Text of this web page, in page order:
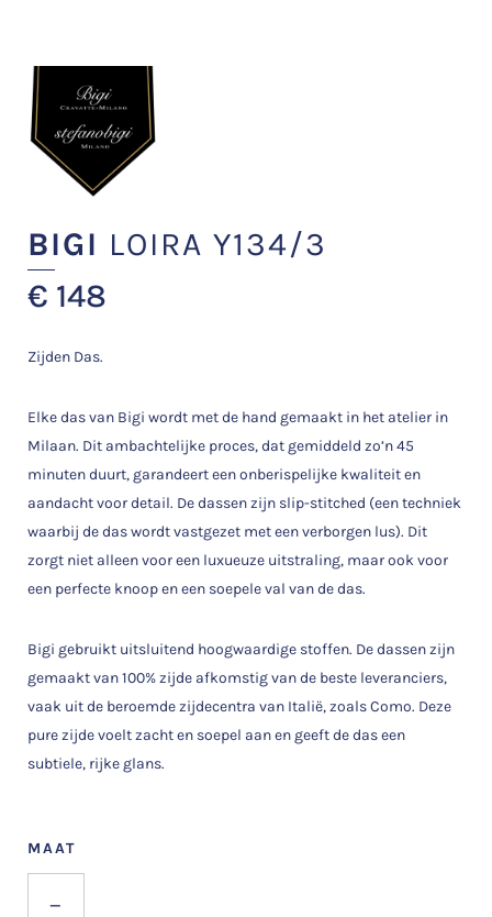
BIGI LOIRA Y134/3
€ 148
Zijden Das.
Elke das van Bigi wordt met de hand gemaakt in het atelier in
Milaan. Dit ambachtelijke proces, dat gemiddeld zo’n 45
minuten duurt, garandeert een onberispelijke kwaliteit en
aandacht voor detail. De dassen zijn slip-stitched (een techniek
waarbij de das wordt vastgezet met een verborgen lus). Dit
zorgt niet alleen voor een luxueuze uitstraling, maar ook voor
een perfecte knoop en een soepele val van de das.
Bigi gebruikt uitsluitend hoogwaardige stoffen. De dassen zijn
gemaakt van 100% zijde afkomstig van de beste leveranciers,
vaak uit de beroemde zijdecentra van Italië, zoals Como. Deze
pure zijde voelt zacht en soepel aan en geeft de das een
subtiele, rijke glans.
MAAT
_